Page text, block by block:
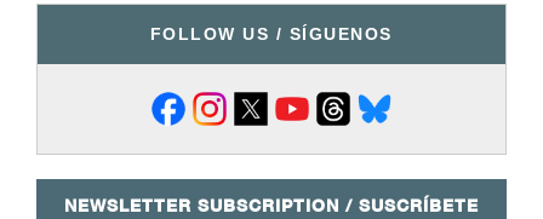
FOLLOW US / SÍGUENOS
NEWSLETTER SUBSCRIPTION / SUSCRÍBETE